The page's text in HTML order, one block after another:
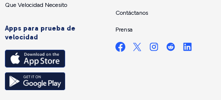
Que Velocidad Necesito
Apps para prueba de
velocidad
Contáctanos
Prensa